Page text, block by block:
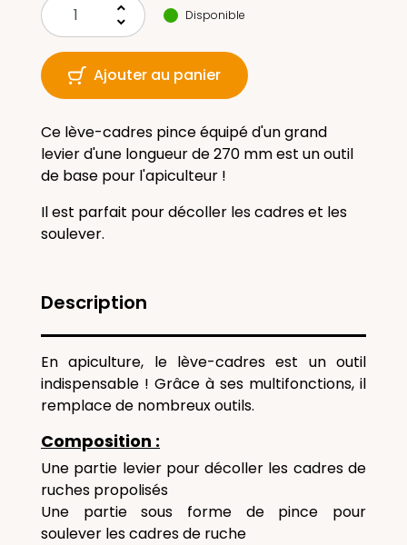
keyboard_arrow_up
keyboard_arrow_down
Disponible
Ajouter au panier
Ce lève-cadres pince équipé d'un grand
levier d'une longueur de 270 mm est un outil
de base pour l'apiculteur !
Il est parfait pour décoller les cadres et les
soulever.
Description
En apiculture, le lève-cadres est un outil
indispensable ! Grâce à ses multifonctions, il
remplace de nombreux outils.
Composition :
Une partie levier pour décoller les cadres de
ruches propolisés
Une partie sous forme de pince pour
soulever les cadres de ruche